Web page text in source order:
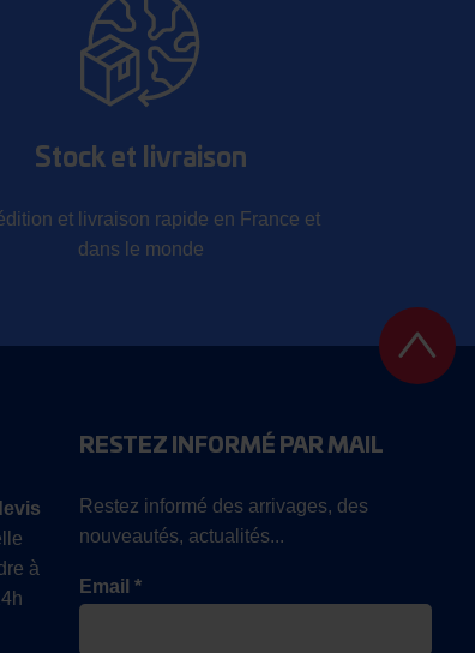
Stock et livraison
et livraison rapide en France et
dans le monde
à
RESTEZ INFORMÉ PAR MAIL
Restez informé des arrivages, des
nouveautés, actualités...
Email *